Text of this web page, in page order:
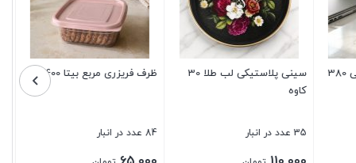
21 عدد در انبار
330,000 تومان
2 عدد در انبار
1,650,000 تومان